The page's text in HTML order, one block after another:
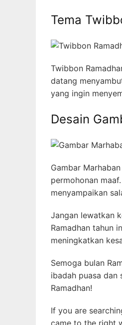
Tema
Twibbon
datang
yang ingin
Desain
Gambar
permohonan
menyampaikan
Jangan lewatkan
Ramadhan tahun
meningkatkan
Semoga bulan
ibadah puasa dan
Ramadhan!
If you are